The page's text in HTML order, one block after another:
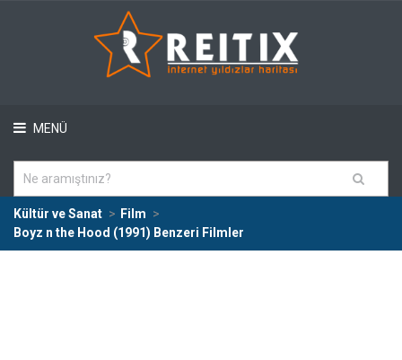
MENÜ
Kültür ve Sanat
Film
Boyz n the Hood (1991) Benzeri Filmler